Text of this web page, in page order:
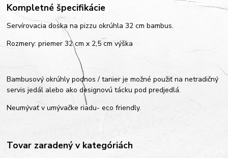
Kompletné špecifikácie
Servírovacia doska na pizzu okrúhla 32 cm bambus.
Rozmery: priemer 32 cm x 2,5 cm výška
Bambusový okrúhly podnos / tanier je možné použiť na netradičný
servis jedál alebo ako designovú tácku pod predjedlá.
Neumývať v umývačke riadu- eco friendly.
Tovar zaradený v kategóriách